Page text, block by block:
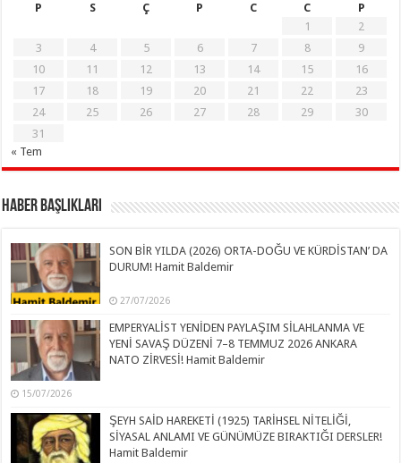
P
S Ç P C C
P
1
2
3
4 5 6 7 8
9
10
11 12 13 14 15
16
17
18 19 20 21 22
23
24
25 26 27 28 29
30
31
« Tem
Haber Başlıkları
SON BİR YILDA (2026) ORTA-DOĞU VE KÜRDİSTAN’ DA
DURUM! Hamit Baldemir
27/07/2026
EMPERYALİST YENİDEN PAYLAŞIM SİLAHLANMA VE
YENİ SAVAŞ DÜZENİ 7–8 TEMMUZ 2026 ANKARA
NATO ZİRVESİ! Hamit Baldemir
15/07/2026
ŞEYH SAİD HAREKETİ (1925) TARİHSEL NİTELİĞİ,
SİYASAL ANLAMI VE GÜNÜMÜZE BIRAKTIĞI DERSLER!
Hamit Baldemir